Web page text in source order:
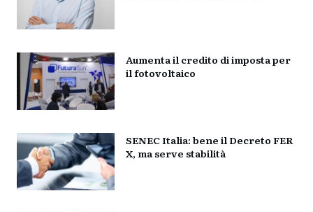
Aumenta il credito di imposta per
il fotovoltaico
SENEC Italia: bene il Decreto FER
X, ma serve stabilità